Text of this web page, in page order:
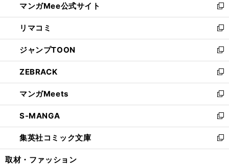
く
ド
ウ
で
開
く
ィ
ン
ド
ウ
で
開
く
い
ウ
ィ
ン
ド
ウ
で
開
く
マンガMee公式サイト
新
し
い
ウ
ィ
ン
ド
ウ
で
開
く
リマコミ
新
し
い
ウ
ィ
ン
ド
ウ
で
開
く
ジャンプTOON
新
し
い
ウ
ィ
ン
ド
ウ
で
開
ZEBRACK
新
し
い
ウ
ィ
ン
ド
ウ
マンガMeets
新
し
い
ウ
ィ
ン
S-MANGA
新
し
い
ウ
集英社コミック文庫
新
し
取材・ファッション